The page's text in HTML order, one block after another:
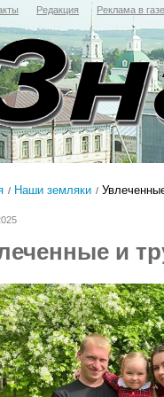
Редакция Реклама в
Наши земляки
и